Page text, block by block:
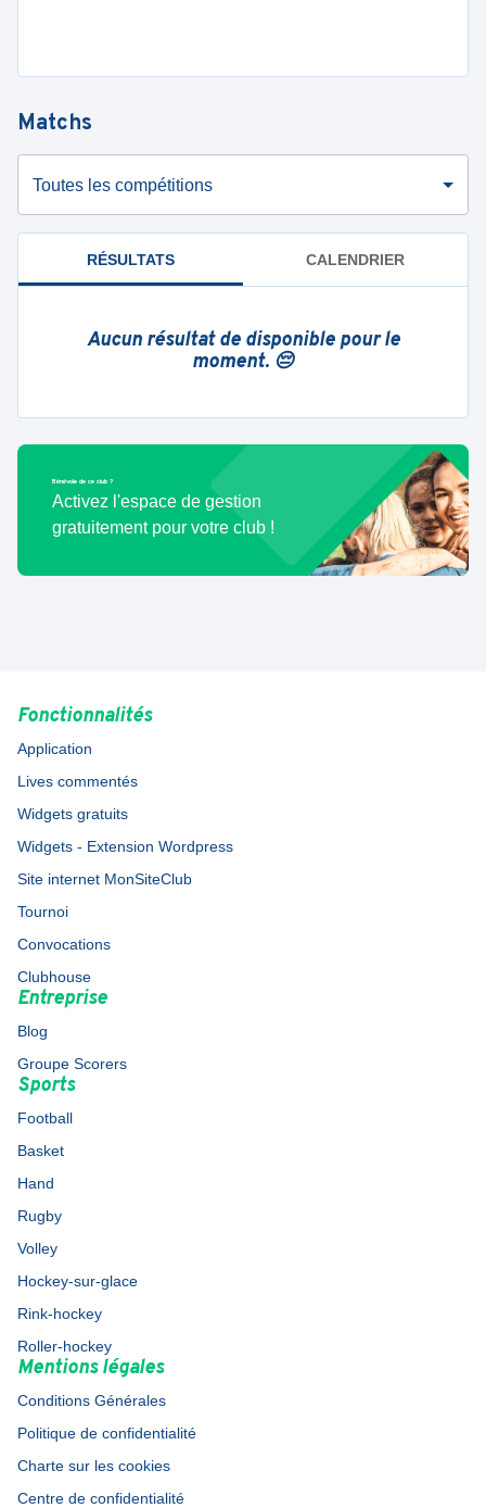
Matchs
Toutes les compétitions
RÉSULTATS CALENDRIER
Aucun résultat de disponible pour le
moment. 😔
Bénévole de ce club ?
Activez l'espace de gestion
gratuitement pour votre club !
Fonctionnalités
Application
Lives commentés
Widgets gratuits
Widgets - Extension Wordpress
Site internet MonSiteClub
Tournoi
Convocations
Clubhouse
Entreprise
Blog
Groupe Scorers
Sports
Football
Basket
Hand
Rugby
Volley
Hockey-sur-glace
Rink-hockey
Roller-hockey
Mentions légales
Conditions Générales
Politique de confidentialité
Charte sur les cookies
Centre de confidentialité